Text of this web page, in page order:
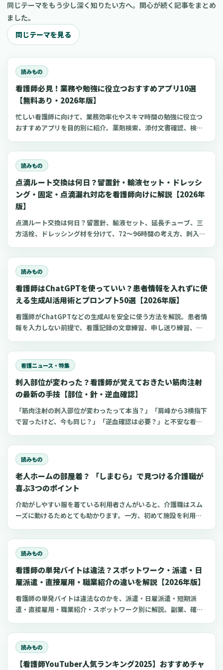
同じテーマをもう少し深く知りたい方へ。関心が続く記事をまとめ
ました。
同じテーマを見る
読みもの
看護師必見！業務や勉強に役立つおすすめアプリ10選
【無料あり・2026年版】
忙しい看護師に向けて、業務効率化やスキマ時間の勉強に役立つ
おすすめアプリを目的別に紹介。薬剤検索、添付文書確認、検査
心電図学習、シフト管理など、現場や復職準備で使いやすいアプ
リをまとめました。
読みもの
点滴ルート交換は何日？留置針・輸液セット・ドレッシ
ング・固定・点滴漏れ対応を看護師向けに解説【2026年
版】
点滴ルート交換は何日？留置針、輸液セット、延長チューブ、三
方活栓、ドレッシング材を分けて、72〜96時間の考え方、刺入部
読みもの
看護師はChatGPTを使っていい？患者情報を入れずに使
える生成AI活用術とプロンプト50選【2026年版】
看護師がChatGPTなどの生成AIを安全に使う方法を解説。患者情
報を入力しない前提で、看護記録の文章練習、申し送り練習、復
看護ニュース・特集
刺入部位が変わった？看護師が覚えておきたい筋肉注射
の最新の手技【部位・針・逆血確認】
「筋肉注射の刺入部位が変わったって本当？」「肩峰から3横指下
で習ったけど、今も同じ？」「逆血確認は必要？」と不安な看護
び方、針のゲージと長さ、皮下注射との違い、神経損傷やSIRVA
を避けるポイント、ワクチン接種時の手順までわかりやすく解説
します。
読みもの
老人ホームの部屋着？ 「しまむら」で見つける介護職が
喜ぶ3つのポイント
介助がしやすい服を着ている利用者さんがいると、介護職はスム
ーズに動けるためとても助かります。一方、初めて施設を利用す
道府県に約1,400店舗ある「しまむら」で手に入れられるアイテ
ムを中心に、老人ホームに入所した利用者さんと介護職にとって
快適な部屋着のポイントをご紹介します。
読みもの
看護師の単発バイトは違法？スポットワーク・派遣・日
雇派遣・直接雇用・職業紹介の違いを解説【2026年版】
看護師の単発バイトは違法なのかを、派遣・日雇派遣・短期派
遣・直接雇用・職業紹介・スポットワーク別に解説。副業、確定
点も整理します。
読みもの
【看護師YouTuber人気ランキング2025】おすすめチャ